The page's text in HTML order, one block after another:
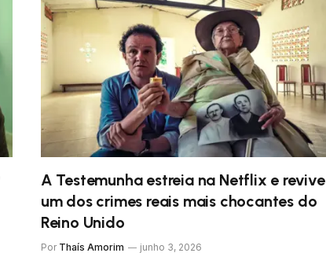
A Testemunha estreia na Netflix e revive
um dos crimes reais mais chocantes do
Reino Unido
Por Thaís Amorim junho 3, 2026